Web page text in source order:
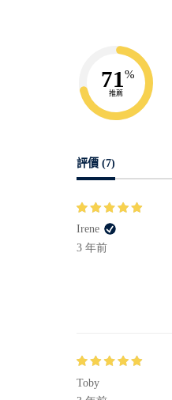
71%
推薦
評價 (7)
Irene
3 年前
Toby